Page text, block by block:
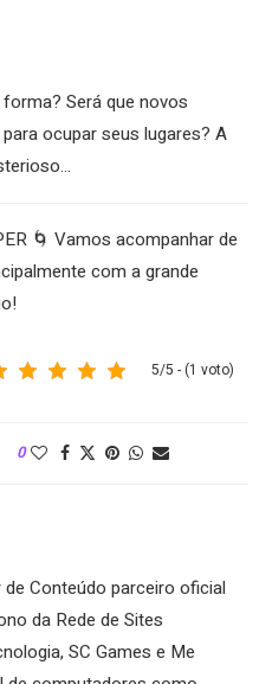
Será que novos
ocupar seus lugares? A
🌀 Vamos acompanhar de
com a grande
5/5 - (1 voto)
0
de Conteúdo parceiro oficial
da Rede de Sites
SC Games e Me